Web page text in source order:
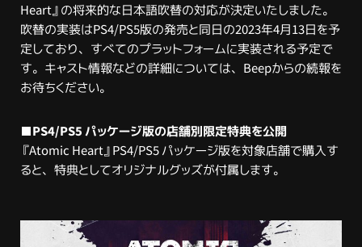
Heart』の将来的な日本語吹替の対応が決定いたしました。
吹替の実装はPS4/PS5版の発売と同日の2023年4月13日を予
定しており、すべてのプラットフォームに実装される予定で
す。キャスト情報などの詳細については、Beepからの続報を
お待ちください。
■PS4/PS5 パッケージ版の店舗別限定特典を公開
『Atomic Heart』PS4/PS5 パッケージ版を対象店舗で購入す
ると、特典としてオリジナルグッズが付属します。